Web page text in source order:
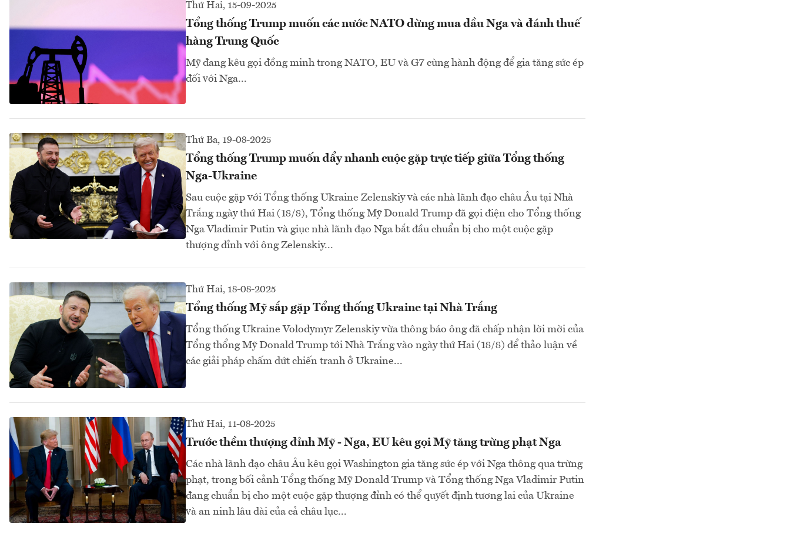
Thứ Hai, 15-09-2025
Tổng thống Trump muốn các nước NATO dừng mua dầu Nga và đánh thuế
hàng Trung Quốc
Mỹ đang kêu gọi đồng minh trong NATO, EU và G7 cùng hành động để gia tăng sức ép
đối với Nga...
Thứ Ba, 19-08-2025
Tổng thống Trump muốn đẩy nhanh cuộc gặp trực tiếp giữa Tổng thống
Nga-Ukraine
Sau cuộc gặp với Tổng thống Ukraine Zelenskiy và các nhà lãnh đạo châu Âu tại Nhà
Trắng ngày thứ Hai (18/8), Tổng thống Mỹ Donald Trump đã gọi điện cho Tổng thống
Nga Vladimir Putin và giục nhà lãnh đạo Nga bắt đầu chuẩn bị cho một cuộc gặp
thượng đỉnh với ông Zelenskiy...
Thứ Hai, 18-08-2025
Tổng thống Mỹ sắp gặp Tổng thống Ukraine tại Nhà Trắng
Tổng thống Ukraine Volodymyr Zelenskiy vừa thông báo ông đã chấp nhận lời mời của
Tổng thổng Mỹ Donald Trump tới Nhà Trắng vào ngày thứ Hai (18/8) để thảo luận về
các giải pháp chấm dứt chiến tranh ở Ukraine...
Thứ Hai, 11-08-2025
Trước thềm thượng đỉnh Mỹ - Nga, EU kêu gọi Mỹ tăng trừng phạt Nga
Các nhà lãnh đạo châu Âu kêu gọi Washington gia tăng sức ép với Nga thông qua trừng
phạt, trong bối cảnh Tổng thống Mỹ Donald Trump và Tổng thống Nga Vladimir Putin
đang chuẩn bị cho một cuộc gặp thượng đỉnh có thể quyết định tương lai của Ukraine
và an ninh lâu dài của cả châu lục...